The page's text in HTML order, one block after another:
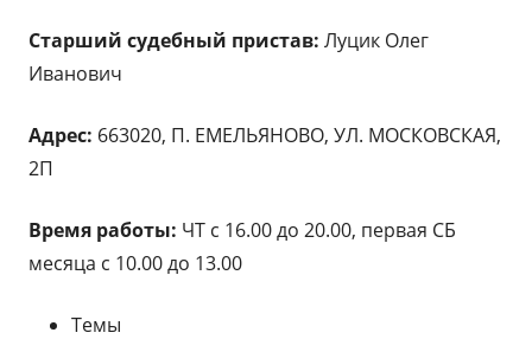
Старший судебный пристав: Луцик Олег
Иванович
Адрес: 663020, П. ЕМЕЛЬЯНОВО, УЛ. МОСКОВСКАЯ,
2П
Время работы: ЧТ с 16.00 до 20.00, первая СБ
месяца с 10.00 до 13.00
Темы